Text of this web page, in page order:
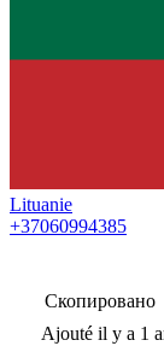
Lituanie
+37060994385
Скопировано
Ajouté il y a 1